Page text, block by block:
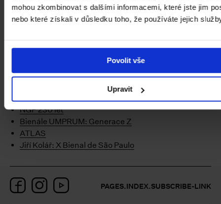
mohou zkombinovat s dalšími informacemi, které jste jim
nebo které získali v důsledku toho, že používáte jejich
Povolit vše
Upravit
1796–1918: Umění dlouhého století
1956⁠–⁠1989: Architektura všem
Aktuální výstavy
NGP 230 let
Bienále UMPRUM: Generace Z
ATLAS
Jiří Kolář: X Bienal de São Paulo
Facebook
Instagram
YouTubePAGES.INDEX.SUBSCRIBE-LINK